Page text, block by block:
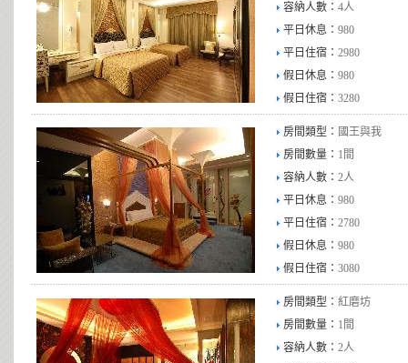
容納人數： 4人
平日休息： 980
平日住宿： 2980
假日休息： 980
假日住宿： 3280
房間類型： 國王與我
房間數量： 1間
容納人數： 2人
平日休息： 980
平日住宿： 2780
假日休息： 980
假日住宿： 3080
房間類型： 紅磨坊
房間數量： 1間
容納人數： 2人